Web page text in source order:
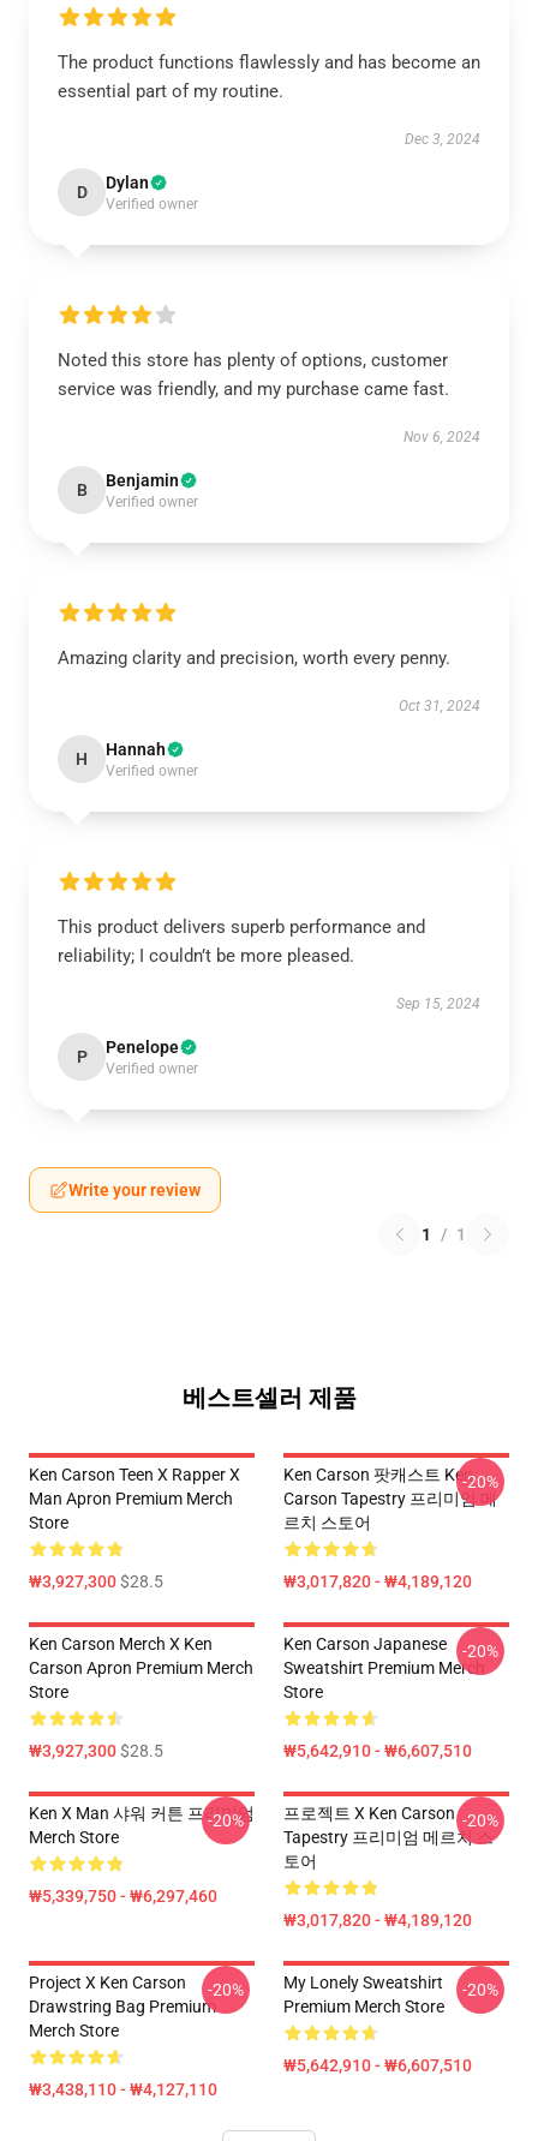
The product functions flawlessly and has become an
essential part of my routine.
Dec 3, 2024
D Dylan
Verified owner
Noted this store has plenty of options, customer
service was friendly, and my purchase came fast.
Nov 6, 2024
B Benjamin
Verified owner
Amazing clarity and precision, worth every penny.
Oct 31, 2024
H Hannah
Verified owner
This product delivers superb performance and
reliability; I couldn’t be more pleased.
Sep 15, 2024
P Penelope
Verified owner
Write your review
1 / 1
베스트셀러 제품
Ken Carson Teen X Rapper X
Man Apron Premium Merch
Store
₩3,927,300$28.5
Ken Carson 팟캐스트 Ken
Carson Tapestry 프리미엄 메
르치 스토어
₩3,017,820 - ₩4,189,120
-20%
Ken Carson Merch X Ken
Carson Apron Premium Merch
Store
₩3,927,300$28.5
Ken Carson Japanese
Sweatshirt Premium Merch
Store
₩5,642,910 - ₩6,607,510
-20%
Ken X Man 샤워 커튼 프리미엄
Merch Store
₩5,339,750 - ₩6,297,460
-20%
프로젝트 X Ken Carson
Tapestry 프리미엄 메르치 스
토어
₩3,017,820 - ₩4,189,120
-20%
Project X Ken Carson
Drawstring Bag Premium
Merch Store
₩3,438,110 - ₩4,127,110
-20%
My Lonely Sweatshirt
Premium Merch Store
₩5,642,910 - ₩6,607,510
-20%